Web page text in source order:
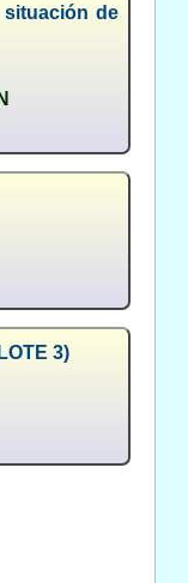
situación de
3)